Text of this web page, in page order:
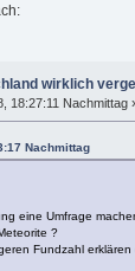
wirklich
18:27:11 Nachmittag
Nachmittag
eine Umfrage
?
Fundzahl erklären